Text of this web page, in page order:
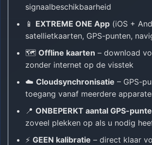
signaalbeschikbaarheid
📱 EXTREME ONE App (iOS +
satellietkaarten, GPS-punten,
🗺️ Offline kaarten – download
zonder internet op de visstek
☁️ Cloudsynchronisatie – GPS-
toegang vanaf meerdere
📍 ONBEPERKT aantal GPS-
zoveel plekken op als u nodig
⚡ GEEN kalibratie – direct klaar